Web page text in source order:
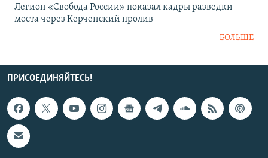
Легион «Свобода России» показал кадры разведки
моста через Керченский пролив
БОЛЬШЕ
ПРИСОЕДИНЯЙТЕСЬ!